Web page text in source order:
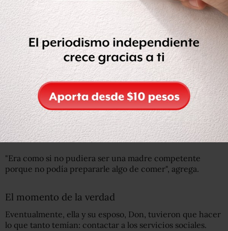
se movía mucho, el apoyo diario que recibía era
suficiente", dice.
"Pero no lo fue cuando dejó de alimentarse con leche y
empezó a moverse".
Necesitaba ayudapara preparar la comida de la pequeña.
"Parece tan sencillo hacerlo. Pero si no puedes estar de
pie por mucho tiempo y tus manos no funcionan muy
bien, puede ser una cosa muy angustiante", refiere Betty.
"Era como si no pudiera ser una madre competente
porque no podía prepararle algo de comer", agrega.
El momento de la verdad
Eventualmente, ella y su esposo, Don, tuvieron que hacer
lo que tanto temían: contactar a los servicios sociales.